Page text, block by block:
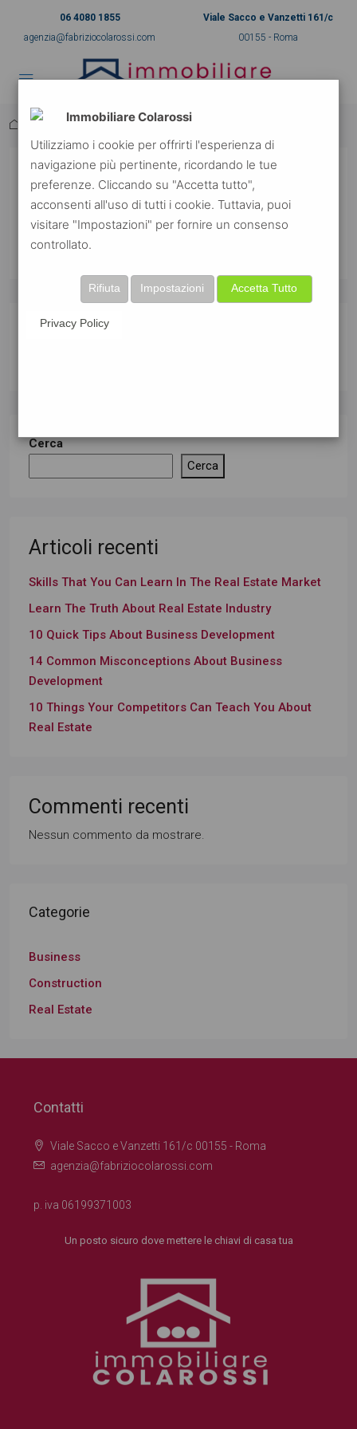
06 4080 1855
agenzia@fabriziocolarossi.com
Viale Sacco e Vanzetti 161/c
00155 - Roma
Invoice 15741
7 anni ago
lsogoelxo
Cerca
Cerca
Articoli recenti
Skills That You Can Learn In The Real Estate Market
Learn The Truth About Real Estate Industry
10 Quick Tips About Business Development
14 Common Misconceptions About Business
Development
10 Things Your Competitors Can Teach You About
Real Estate
Commenti recenti
Nessun commento da mostrare.
Categorie
Business
Construction
Real Estate
Contatti
Viale Sacco e Vanzetti 161/c 00155 - Roma
agenzia@fabriziocolarossi.com
p. iva 06199371003
Un posto sicuro dove mettere le chiavi di casa tua
Immobiliare Colarossi
Utilizziamo i cookie per offrirti l'esperienza di
navigazione più pertinente, ricordando le tue
preferenze. Cliccando su "Accetta tutto",
acconsenti all'uso di tutti i cookie. Tuttavia, puoi
visitare "Impostazioni" per fornire un consenso
controllato.
Accetta Tutto
Impostazioni
Rifiuta
Privacy Policy